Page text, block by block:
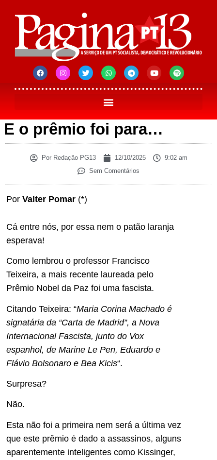
E o prêmio foi para…
PorRedação PG13 12/10/2025
9:02 am
Sem Comentários
Por Valter Pomar (*)
Cá entre nós, por essa nem o patão laranja
esperava!
Como lembrou o professor Francisco
Teixeira, a mais recente laureada pelo
Prêmio Nobel da Paz foi uma fascista.
Citando Teixeira: “Maria Corina Machado é
signatária da “Carta de Madrid”, a Nova
Internacional Fascista, junto do Vox
espanhol, de Marine Le Pen, Eduardo e
Flávio Bolsonaro e Bea Kicis“.
Surpresa?
Não.
Esta não foi a primeira nem será a última vez
que este prêmio é dado a assassinos, alguns
aparentemente inteligentes como Kissinger,